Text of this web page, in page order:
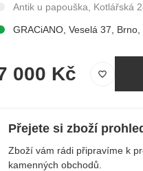
Antik u papouška, Kotlářská
GRACiANO, Veselá 37, Brno,
000 Kč
Přejete si zboží
Zboží vám rádi připravíme k
kamenných obchodů.